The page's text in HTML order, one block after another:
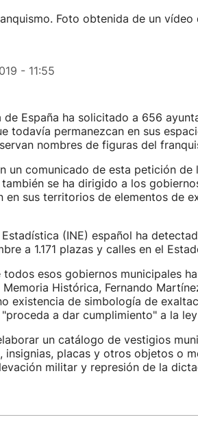
Foto obtenida de un vídeo
- 11:55
España ha solicitado a 656
todavía permanezcan en sus
nombres de figuras del
un comunicado de esta petición de
se ha dirigido a los
en sus territorios de elementos de
(INE) español ha
a 1.171 plazas y calles en el
todos esos gobiernos municipales
Histórica, Fernando
existencia de simbología de
a dar cumplimiento" a la
un catálogo de vestigios
insignias, placas y otros objetos o
militar y represión de la